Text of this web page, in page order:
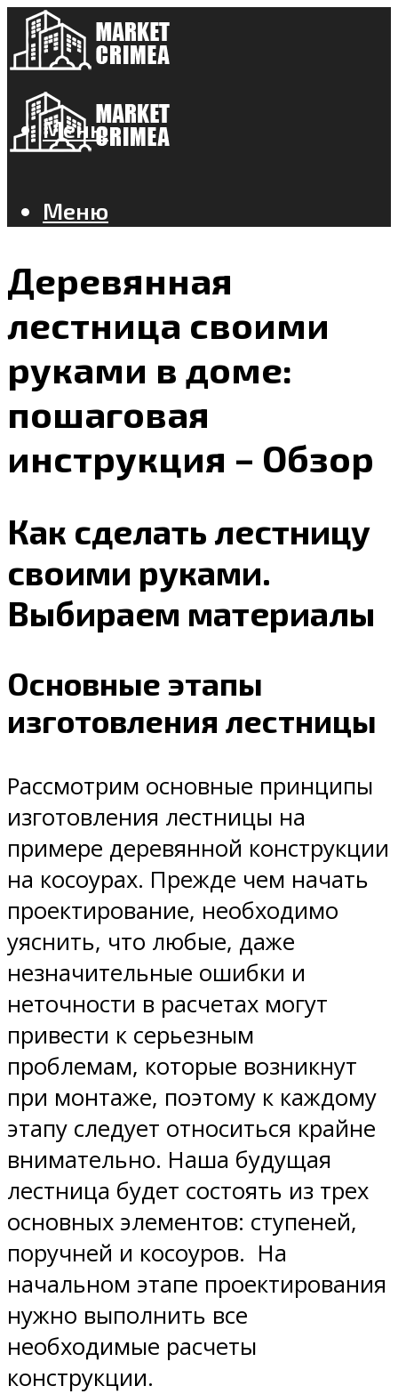
Меню
Меню
Деревянная
лестница своими
руками в доме:
пошаговая
инструкция – Обзор
Как сделать лестницу
своими руками.
Выбираем материалы
Основные этапы
изготовления лестницы
Рассмотрим основные принципы
изготовления лестницы на
примере деревянной конструкции
на косоурах. Прежде чем начать
проектирование, необходимо
уяснить, что любые, даже
незначительные ошибки и
неточности в расчетах могут
привести к серьезным
проблемам, которые возникнут
при монтаже, поэтому к каждому
этапу следует относиться крайне
внимательно. Наша будущая
лестница будет состоять из трех
основных элементов: ступеней,
поручней и косоуров. На
начальном этапе проектирования
нужно выполнить все
необходимые расчеты
конструкции.